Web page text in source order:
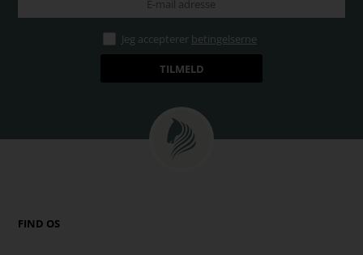
Jeg accepterer betingelserne
FIND OS